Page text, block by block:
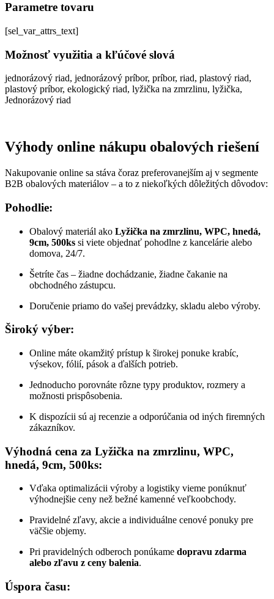
Parametre tovaru
[sel_var_attrs_text]
Možnosť využitia a kľúčové slová
jednorázový riad, jednorázový príbor, príbor, riad, plastový riad,
plastový príbor, ekologický riad, lyžička na zmrzlinu, lyžička,
Jednorázový riad
Výhody online nákupu obalových riešení
Nakupovanie online sa stáva čoraz preferovanejším aj v segmente
B2B obalových materiálov – a to z niekoľkých dôležitých dôvodov:
Pohodlie:
Obalový materiál ako Lyžička na zmrzlinu, WPC, hnedá,
9cm, 500ks si viete objednať pohodlne z kancelárie alebo
domova, 24/7.
Šetríte čas – žiadne dochádzanie, žiadne čakanie na
obchodného zástupcu.
Doručenie priamo do vašej prevádzky, skladu alebo výroby.
Široký výber:
Online máte okamžitý prístup k širokej ponuke krabíc,
výsekov, fólií, pások a ďalších potrieb.
Jednoducho porovnáte rôzne typy produktov, rozmery a
možnosti prispôsobenia.
K dispozícii sú aj recenzie a odporúčania od iných firemných
zákazníkov.
Výhodná cena za Lyžička na zmrzlinu, WPC,
hnedá, 9cm, 500ks:
Vďaka optimalizácii výroby a logistiky vieme ponúknuť
výhodnejšie ceny než bežné kamenné veľkoobchody.
Pravidelné zľavy, akcie a individuálne cenové ponuky pre
väčšie objemy.
Pri pravidelných odberoch ponúkame dopravu zdarma
alebo zľavu z ceny balenia.
Úspora času: